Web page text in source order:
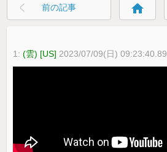
前の記事 home
1:(雲) [US] 2023/07/09(日) 09:23:40.89